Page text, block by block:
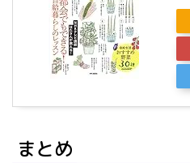
まとめ